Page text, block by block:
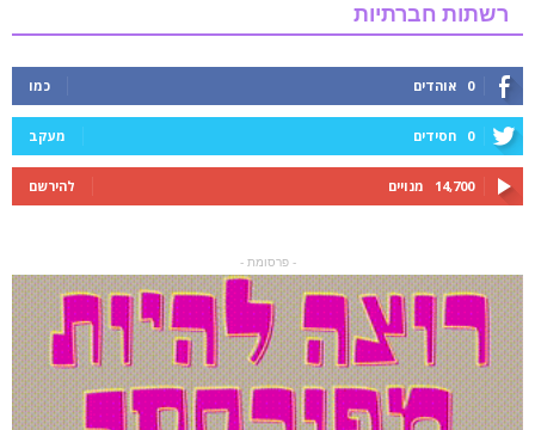
רשתות חברתיות
0 אוהדים כמו
0 חסידים מעקב
14,700 מנויים להירשם
- פרסומת -